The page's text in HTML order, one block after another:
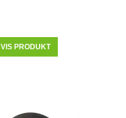
VIS PRODUKT